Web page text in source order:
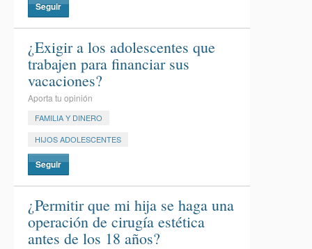
Seguir
¿Exigir a los adolescentes que
trabajen para financiar sus
vacaciones?
Aporta tu opinión
FAMILIA Y DINERO
HIJOS ADOLESCENTES
Seguir
¿Permitir que mi hija se haga una
operación de cirugía estética
antes de los 18 años?